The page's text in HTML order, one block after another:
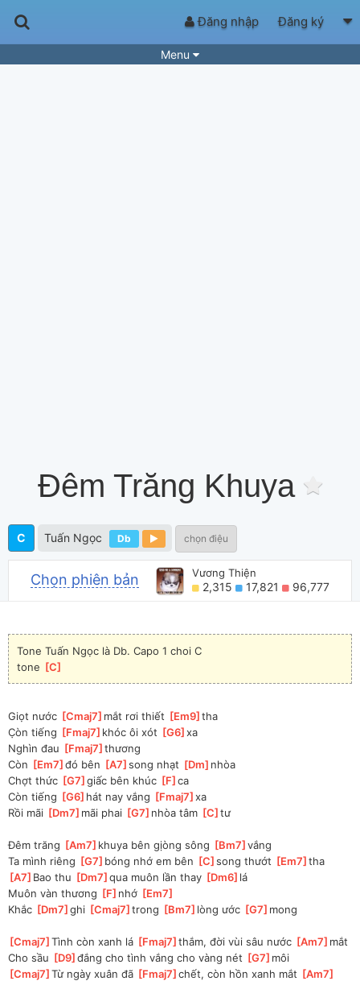
Đăng nhập Đăng ký
Menu
Đêm Trăng Khuya
C Tuấn Ngọc Db chọn điệu
Chọn phiên bản Vương Thiện
2,315 17,821 96,777
Tone Tuấn Ngọc là Db. Capo 1 choi C
tone [C
Giọt nước [Cmaj7 ]mắt rơi thiết [Em9 ]tha
C̣òn tiếng [Fmaj7 ]khóc ôi xót [G6 ]
xa
Nghìn đau [Fmaj7 ]thương
Còn [Em7 ]
đó bên [A7 ]
song nhạt [Dm ]nhòa
Chợt thức [G7 ]
giấc bên khúc [F ]
ca
Còn tiếng [G6 ]hát nay vắng [Fmaj7 ]
xa
Rồi mãi [Dm7 ]mãi phai [G7 ]nhòa tâm [C ]tư
Đêm trăng [Am7 ]khuya bên gịòng sông [Bm7 ]
vắng
Ta mình riêng [G7 ]bóng nhớ em bên [C ]
song thướt [Em7 ]tha
[A7 ]Bao thu [Dm7 ]
qua muôn lần thay [Dm6 ]lá
Muôn vàn thương [F ]nhớ [Em7
Khắc [Dm7 ]
ghi [Cmaj7 ]trong [Bm7 ]lòng ước [G7 ]mong
[Cmaj7 ]
Tình còn xanh lá [Fmaj7 ]thắm, đời vùi sâu nước [Am7 ]mắt
Cho sầu [D9 ]
đắng cho tình vắng cho vàng nét [G7 ]môi
[Cmaj7 ]
Từ ngày xuân đã [Fmaj7 ]
chết, còn hồn xanh mắt [Am7